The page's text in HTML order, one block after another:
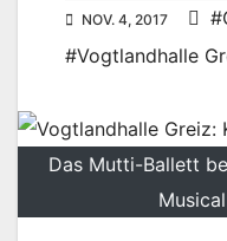
NOV. 4, 2017
#Vogtlandhalle
Das Mutti-Ballett